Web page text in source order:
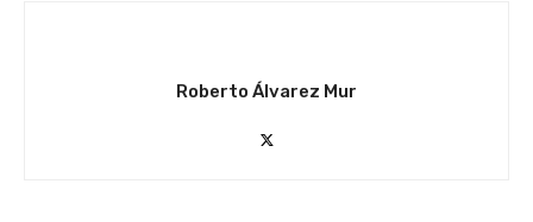
Roberto Álvarez Mur